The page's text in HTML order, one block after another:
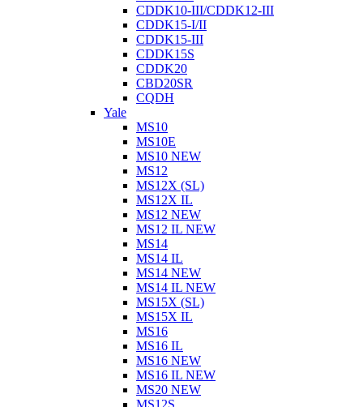
CDDK10-III/CDDK12-III
CDDK15-I/II
CDDK15-III
CDDK15S
CDDK20
CBD20SR
CQDH
Yale
MS10
MS10E
MS10 NEW
MS12
MS12X (SL)
MS12X IL
MS12 NEW
MS12 IL NEW
MS14
MS14 IL
MS14 NEW
MS14 IL NEW
MS15X (SL)
MS15X IL
MS16
MS16 IL
MS16 NEW
MS16 IL NEW
MS20 NEW
MS12S